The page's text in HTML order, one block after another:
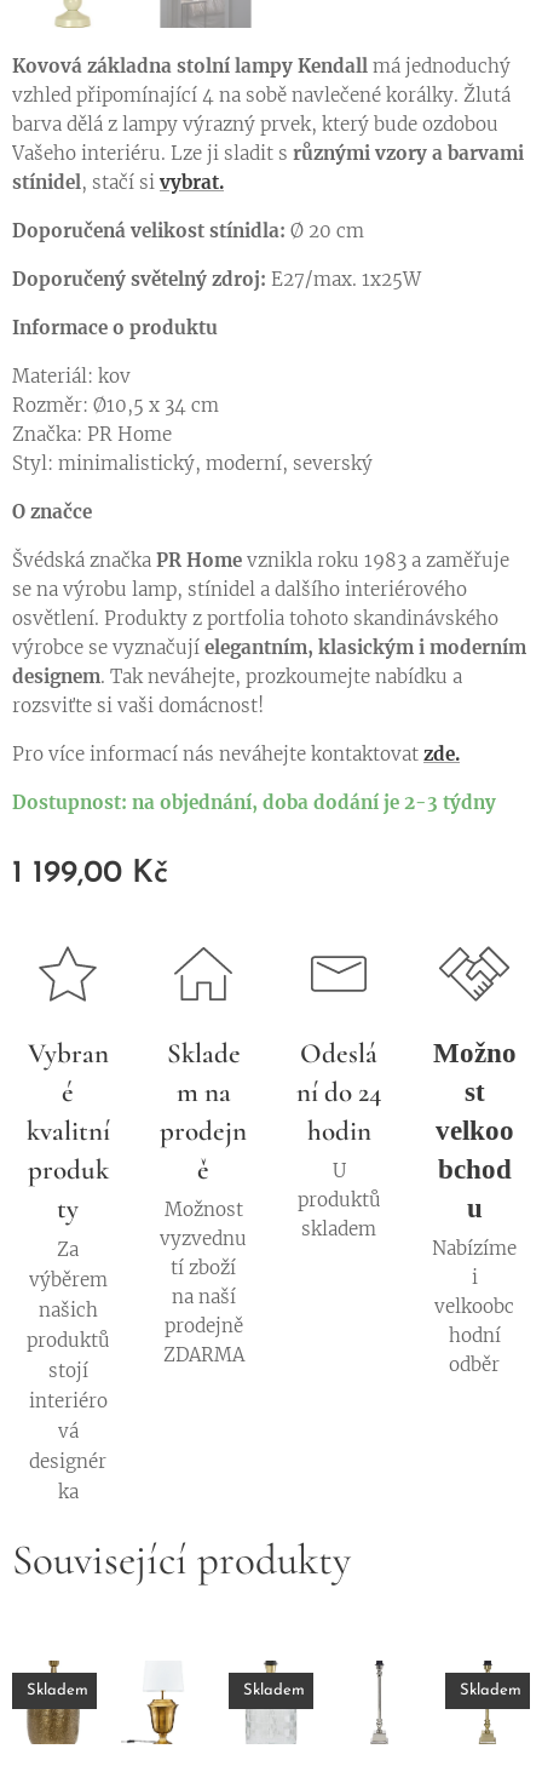
Kovová základna stolní lampy Kendall má jednoduchý
vzhled připomínající 4 na sobě navlečené korálky. Žlutá
barva dělá z lampy výrazný prvek, který bude ozdobou
Vašeho interiéru. Lze ji sladit s různými vzory a barvami
stínidel, stačí si vybrat.
Doporučená velikost stínidla: Ø 20 cm
Doporučený světelný zdroj: E27/max. 1x25W
Informace o produktu
Materiál: kov
Rozměr: Ø10,5 x 34 cm
Značka: PR Home
Styl: minimalistický, moderní, severský
O značce
Švédská značka PR Home vznikla roku 1983 a zaměřuje
se na výrobu lamp, stínidel a dalšího interiérového
osvětlení. Produkty z portfolia tohoto skandinávského
výrobce se vyznačují elegantním, klasickým i moderním
designem. Tak neváhejte, prozkoumejte nabídku a
rozsviťte si vaši domácnost!
Pro více informací nás neváhejte kontaktovat zde.
Dostupnost: na objednání, doba dodání je 2-3 týdny
1 199,00 Kč
Vybran
é
kvalitní
produk
ty
Za
výběrem
našich
produktů
stojí
interiéro
vá
designér
ka
Sklade
m na
prodejn
ě
Možnost
vyzvednu
tí zboží
na naší
prodejně
ZDARMA
Odeslá
ní do 24
hodin
U
produktů
skladem
Možno
st
velkoo
bchod
u
Nabízíme
i
velkoobc
hodní
odběr
Související produkty
Skladem Skladem Skladem